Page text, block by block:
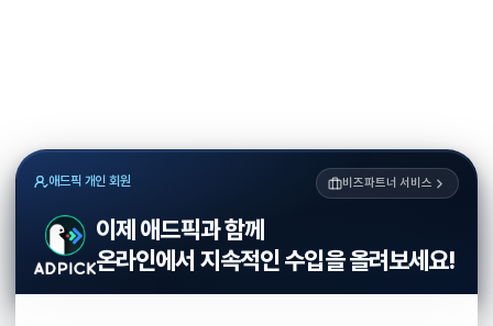
애드픽 개인 회원 비즈파트너 서비스
이제 애드픽과 함께
온라인에서 지속적인 수입을 올려보세요!